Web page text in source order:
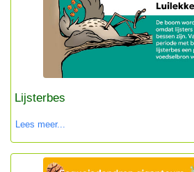
Lijsterbes
Lees meer...